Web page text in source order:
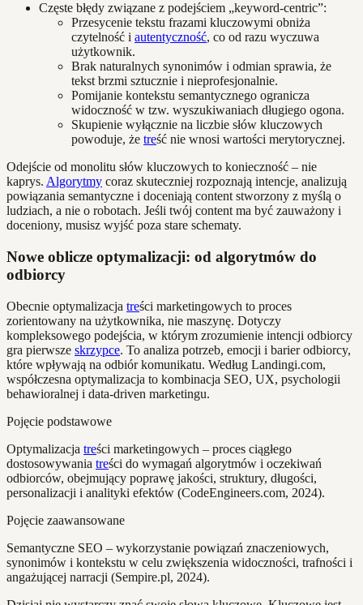
Częste błędy związane z podejściem „keyword-centric”:
Przesycenie tekstu frazami kluczowymi obniża
czytelność i autentyczność, co od razu wyczuwa
użytkownik.
Brak naturalnych synonimów i odmian sprawia, że
tekst brzmi sztucznie i nieprofesjonalnie.
Pomijanie kontekstu semantycznego ogranicza
widoczność w tzw. wyszukiwaniach długiego ogona.
Skupienie wyłącznie na liczbie słów kluczowych
powoduje, że treść nie wnosi wartości merytorycznej.
Odejście od monolitu słów kluczowych to konieczność – nie
kaprys. Algorytmy coraz skuteczniej rozpoznają intencje, analizują
powiązania semantyczne i doceniają content stworzony z myślą o
ludziach, a nie o robotach. Jeśli twój content ma być zauważony i
doceniony, musisz wyjść poza stare schematy.
Nowe oblicze optymalizacji: od algorytmów do
odbiorcy
Obecnie optymalizacja treści marketingowych to proces
zorientowany na użytkownika, nie maszynę. Dotyczy
kompleksowego podejścia, w którym zrozumienie intencji odbiorcy
gra pierwsze skrzypce. To analiza potrzeb, emocji i barier odbiorcy,
które wpływają na odbiór komunikatu. Według Landingi.com,
współczesna optymalizacja to kombinacja SEO, UX, psychologii
behawioralnej i data-driven marketingu.
Pojęcie podstawowe
Optymalizacja treści marketingowych – proces ciągłego
dostosowywania treści do wymagań algorytmów i oczekiwań
odbiorców, obejmujący poprawę jakości, struktury, długości,
personalizacji i analityki efektów (CodeEngineers.com, 2024).
Pojęcie zaawansowane
Semantyczne SEO – wykorzystanie powiązań znaczeniowych,
synonimów i kontekstu w celu zwiększenia widoczności, trafności i
angażującej narracji (Sempire.pl, 2024).